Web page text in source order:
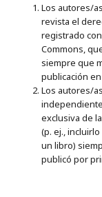
Los autores/
revista el
registrado
Commons,
siempre que
publicación
Los autores/
exclusiva de
(p. ej.,
un libro)
publicó por